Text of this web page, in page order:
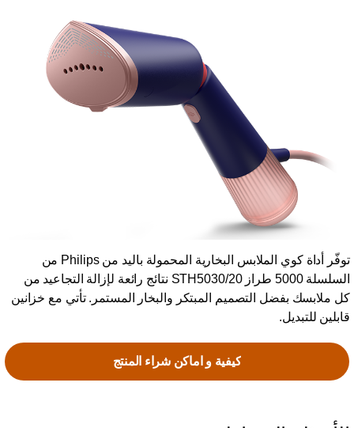
توفّر أداة كوي الملابس البخارية المحمولة باليد من Philips من
السلسلة 5000 طراز STH5030/20 نتائج رائعة لإزالة التجاعيد من
ملابسك بفضل التصميم المبتكر والبخار المستمر. تأتي مع خزانين
للتبديل.
كيفية و اماكن شراء المنتج